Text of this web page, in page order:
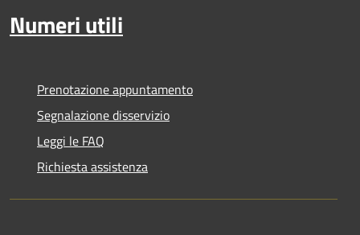
Numeri utili
Prenotazione appuntamento
Segnalazione disservizio
Leggi le FAQ
Richiesta assistenza